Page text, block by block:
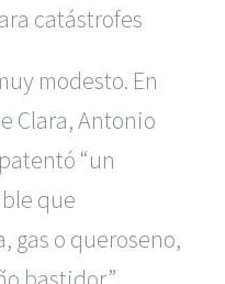
catástrofes
modesto. En
Clara, Antonio
“un
que
gas o queroseno,